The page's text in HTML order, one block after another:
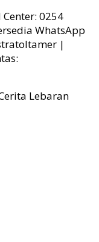
0254
WhatsApp
|
Lebaran